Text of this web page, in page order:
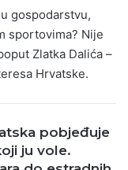
gospodarstvu,
sportovima? Nije
Zlatka Dalića –
Hrvatske.
pobjeđuje
ju vole.